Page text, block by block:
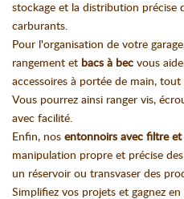
stockage et la distribution précise
carburants.
Pour l'organisation de votre
rangement et bacs à bec vous
accessoires à portée de main, tout
Vous pourrez ainsi ranger vis,
avec facilité.
Enfin, nos entonnoirs avec filtre et
manipulation propre et précise
un réservoir ou transvaser des
Simplifiez vos projets et gagnez